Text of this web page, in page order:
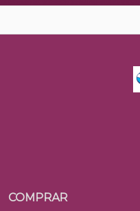
COMPRAR